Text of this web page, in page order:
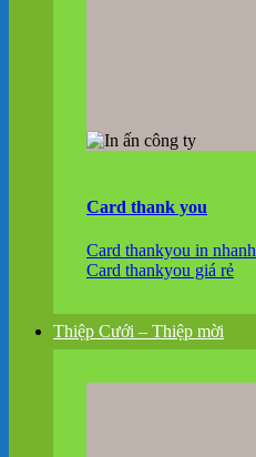
Card thank you
Card thankyou in nhanh
Card thankyou giá rẻ
Thiệp Cưới – Thiệp mời